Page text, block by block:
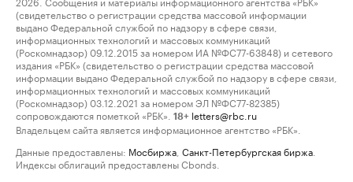
(свидетельство о регистрации средства массовой информации
выдано Федеральной службой по надзору в сфере связи,
информационных технологий и массовых коммуникаций
(Роскомнадзор) 09.12.2015 за номером ИА №ФС77-63848) и сетевого
издания «РБК» (свидетельство о регистрации средства массовой
информации выдано Федеральной службой по надзору в сфере связи,
информационных технологий и массовых коммуникаций
(Роскомнадзор) 03.12.2021 за номером ЭЛ №ФС77-82385)
сопровождаются пометкой «РБК».
18+ letters@rbc.ru
Владельцем сайта является информационное агентство «РБК».
Данные предоставлены: Мосбиржа Санкт-Петербургская биржа
Индексы облигаций предоставлены Cbonds.